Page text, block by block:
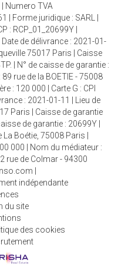
| Numero TVA
| Forme juridique : SARL |
: RCP_01_20699Y |
de délivrance : 2021-01-
75017 Paris | Caisse
| N° de caisse de garantie :
rue de la BOETIE - 75008
: 120 000 | Carte G : CPI
: 2021-01-11 | Lieu de
Paris | Caisse de garantie
de garantie : 20699Y |
Boétie, 75008 Paris |
000 | Nom du médiateur :
rue de Colmar - 94300
indépendante
du site
des cookies